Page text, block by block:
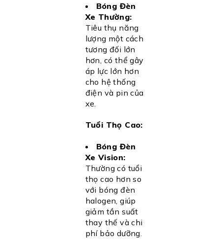
Bóng Đèn
Xe Thường:
Tiêu thụ năng
lượng một cách
tương đối lớn
hơn, có thể gây
áp lực lớn hơn
cho hệ thống
điện và pin của
xe.
Tuổi Thọ Cao:
Bóng Đèn
Xe Vision:
Thường có tuổi
thọ cao hơn so
với bóng đèn
halogen, giúp
giảm tần suất
thay thế và chi
phí bảo dưỡng.